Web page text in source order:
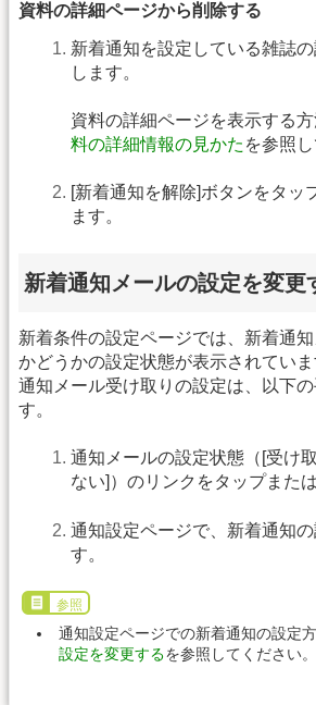
資料の詳細ページから削除する
新着通知を設定している雑誌
します。
資料の詳細ページを表示する方
料の詳細情報の見かた を参照し
[新着通知を解除]ボタンをタッ
ます。
新着通知メールの設定を変更
新着条件の設定ページでは、新着通
かどうかの設定状態が表示されていま
通知メール受け取りの設定は、以下
す。
通知メールの設定状態（[受け
ない]）のリンクをタップまた
通知設定ページで、新着通知
す。
参照
通知設定ページでの新着通知の設定方
設定を変更するを参照してください。